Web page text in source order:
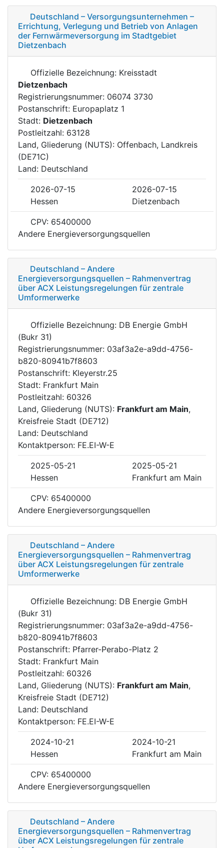
Deutschland – Versorgungsunternehmen –
Errichtung, Verlegung und Betrieb von Anlagen
der Fernwärmeversorgung im Stadtgebiet
Dietzenbach
Offizielle Bezeichnung: Kreisstadt
Dietzenbach
Registrierungsnummer: 06074 3730
Postanschrift: Europaplatz 1
Stadt: Dietzenbach
Postleitzahl: 63128
Land, Gliederung (NUTS): Offenbach, Landkreis
(DE71C)
Land: Deutschland
2026-07-15
2026-07-15
Hessen
Dietzenbach
CPV: 65400000
Andere Energieversorgungsquellen
Deutschland – Andere
Energieversorgungsquellen – Rahmenvertrag
über ACX Leistungsregelungen für zentrale
Umformerwerke
Offizielle Bezeichnung: DB Energie GmbH
(Bukr 31)
Registrierungsnummer: 03af3a2e-a9dd-4756-
b820-80941b7f8603
Postanschrift: Kleyerstr.25
Stadt: Frankfurt Main
Postleitzahl: 60326
Land, Gliederung (NUTS): Frankfurt am Main,
Kreisfreie Stadt (DE712)
Land: Deutschland
Kontaktperson: FE.EI-W-E
2025-05-21
2025-05-21
Hessen
Frankfurt am Main
CPV: 65400000
Andere Energieversorgungsquellen
Deutschland – Andere
Energieversorgungsquellen – Rahmenvertrag
über ACX Leistungsregelungen für zentrale
Umformerwerke
Offizielle Bezeichnung: DB Energie GmbH
(Bukr 31)
Registrierungsnummer: 03af3a2e-a9dd-4756-
b820-80941b7f8603
Postanschrift: Pfarrer-Perabo-Platz 2
Stadt: Frankfurt Main
Postleitzahl: 60326
Land, Gliederung (NUTS): Frankfurt am Main,
Kreisfreie Stadt (DE712)
Land: Deutschland
Kontaktperson: FE.EI-W-E
2024-10-21
2024-10-21
Hessen
Frankfurt am Main
CPV: 65400000
Andere Energieversorgungsquellen
Deutschland – Andere
Energieversorgungsquellen – Rahmenvertrag
über ACX Leistungsregelungen für zentrale